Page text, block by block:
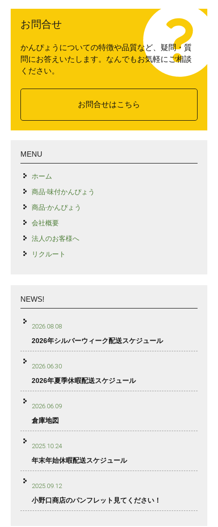
お問合せ
かんぴょうについての特徴や品質など、疑問・質
問にお答えいたします。なんでもお気軽にご相談
ください。
お問合せはこちら
MENU
ホーム
商品-味付かんぴょう
商品-かんぴょう
会社概要
法人のお客様へ
リクルート
NEWS!
2026.08.08
2026年シルバーウィーク配送スケジュール
2026.06.30
2026年夏季休暇配送スケジュール
2026.06.09
倉庫地図
2025.10.24
年末年始休暇配送スケジュール
2025.09.12
小野口商店のパンフレット見てください！